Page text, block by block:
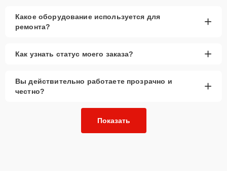
Какое оборудование используется для
ремонта?
+
Как узнать статус моего заказа? +
Вы действительно работаете прозрачно и
честно?
+
Показать